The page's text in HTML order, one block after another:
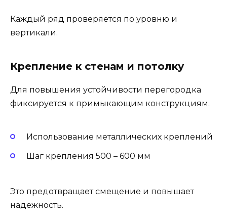
Каждый ряд проверяется по уровню и
вертикали.
Крепление к стенам и потолку
Для повышения устойчивости перегородка
фиксируется к примыкающим конструкциям.
Использование металлических креплений
Шаг крепления 500 – 600 мм
Это предотвращает смещение и повышает
надежность.